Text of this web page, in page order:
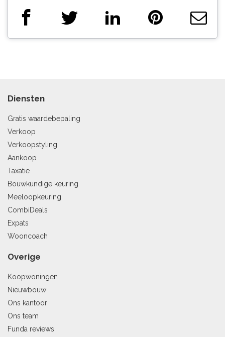
Diensten
Gratis waardebepaling
Verkoop
Verkoopstyling
Aankoop
Taxatie
Bouwkundige keuring
Meeloopkeuring
CombiDeals
Expats
Wooncoach
Overige
Koopwoningen
Nieuwbouw
Ons kantoor
Ons team
Funda reviews